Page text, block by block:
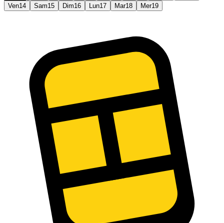
Ven14 Sam15 Dim16 Lun17 Mar18 Mer19